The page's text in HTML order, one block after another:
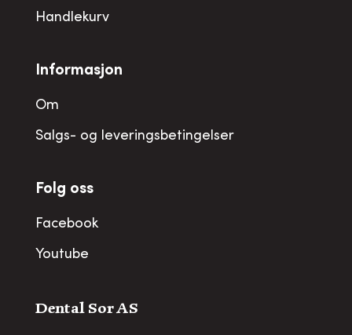
Handlekurv
Informasjon
Om
Salgs- og leveringsbetingelser
Folg oss
Facebook
Youtube
Dental Sor AS